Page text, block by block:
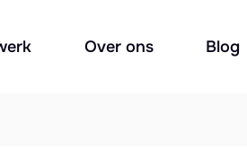
Over ons Blog